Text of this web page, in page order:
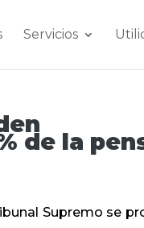
Servicios
de la
Supremo se